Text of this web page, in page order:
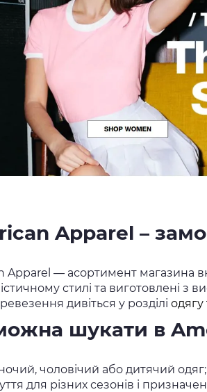
Apparel –
Apparel — асортимент магазина
стилі та виготовлені з
дивіться у розділі одягу
шукати в
чоловічий або дитячий одяг;
для різних сезонів і